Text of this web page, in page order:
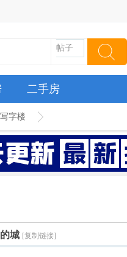
帖子
二手房
写字楼
城 [复制链接]